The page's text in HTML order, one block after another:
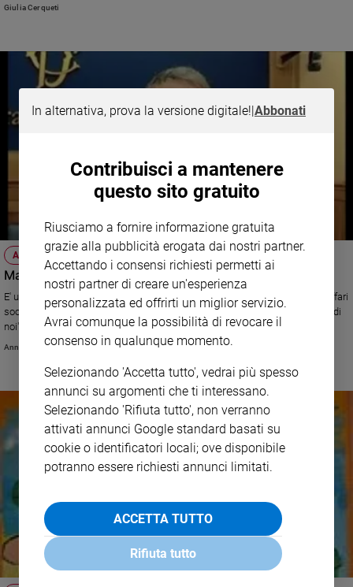
Chi
siamo
Pubblicità
Redazione
Giulia Cerqueti
ATTUALITÀ
Marazziti: "Una legge che finalmente aiuta le famiglie"
E' uno scatto di civiltà. Mario Marazziti, presidente della Commissione Affari
sociali alla Camera, esprime soddisfazione per la nuova legge sul "dopo di
noi" approvata a Montecitorio.
Annachiara Valle
In alternativa, prova la versione digitale!|Abbonati
Contribuisci a mantenere
questo sito gratuito
Riusciamo a fornire informazione gratuita
grazie alla pubblicità erogata dai nostri partner.
Accettando i consensi richiesti permetti ai
nostri partner di creare un'esperienza
personalizzata ed offrirti un miglior servizio.
Avrai comunque la possibilità di revocare il
consenso in qualunque momento.
Selezionando 'Accetta tutto', vedrai più spesso
annunci su argomenti che ti interessano.
Selezionando 'Rifiuta tutto', non verranno
attivati annunci Google standard basati su
cookie o identificatori locali; ove disponibile
potranno essere richiesti annunci limitati.
ACCETTA TUTTO
Rifiuta tutto